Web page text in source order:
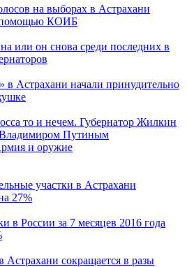
на выборах в Астрахани
помощью КОИБ
или он снова среди последних в
Астрахани начали принудительно
то и нечем. Губернатор Жилкин
Владимиром Путиным
и оружие
участки в Астрахани
27%
в России за 7 месяцев 2016 года
Астрахани сокращается в разы